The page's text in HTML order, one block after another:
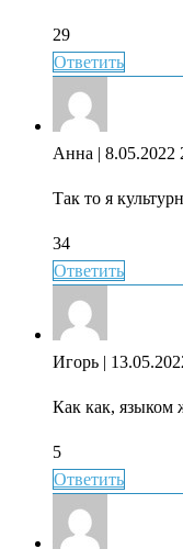
29
Ответить
Анна | 8.05.2022
Так то я
34
Ответить
Игорь |
Как как, языком
5
Ответить